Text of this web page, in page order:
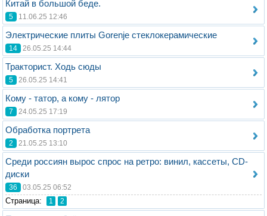
Китай в большой беде.
5 11.06.25 12:46
Электрические плиты Gorenje стеклокерамические
14 26.05.25 14:44
Тракторист. Ходь сюды
5 26.05.25 14:41
Кому - татор, а кому - лятор
7 24.05.25 17:19
Обработка портрета
2 21.05.25 13:10
Среди россиян вырос спрос на ретро: винил, кассеты, CD-
диски
36 03.05.25 06:52
Стрaница: 1 2